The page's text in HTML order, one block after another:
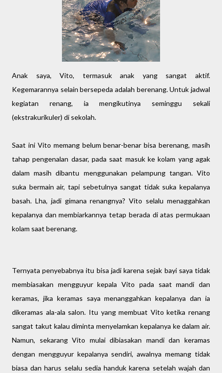
Anak saya, Vito, termasuk anak yang sangat aktif.
Kegemarannya selain bersepeda adalah berenang. Untuk jadwal
kegiatan renang, ia mengikutinya seminggu sekali
(ekstrakurikuler) di sekolah.
Saat ini Vito memang belum benar-benar bisa berenang, masih
tahap pengenalan dasar, pada saat masuk ke kolam yang agak
dalam masih dibantu menggunakan pelampung tangan. Vito
suka bermain air, tapi sebetulnya sangat tidak suka kepalanya
basah. Lha, jadi gimana renangnya? Vito selalu menaggahkan
kepalanya dan membiarkannya tetap berada di atas permukaan
kolam saat berenang.
Ternyata penyebabnya itu bisa jadi karena sejak bayi saya tidak
membiasakan mengguyur kepala Vito pada saat mandi dan
keramas, jika keramas saya menanggahkan kepalanya dan ia
dikeramas ala-ala salon. Itu yang membuat Vito ketika renang
sangat takut kalau diminta menyelamkan kepalanya ke dalam air.
Namun, sekarang Vito mulai dibiasakan mandi dan keramas
dengan mengguyur kepalanya sendiri, awalnya memang tidak
biasa dan harus selalu sedia handuk karena setelah wajah dan